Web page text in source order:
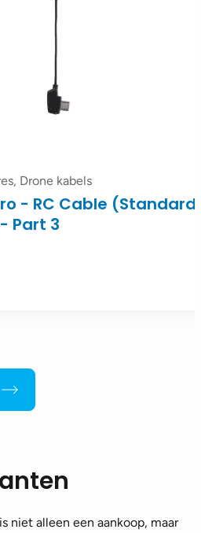
kabels
RC Cable (Standard
3
niet alleen een aankoop, maar